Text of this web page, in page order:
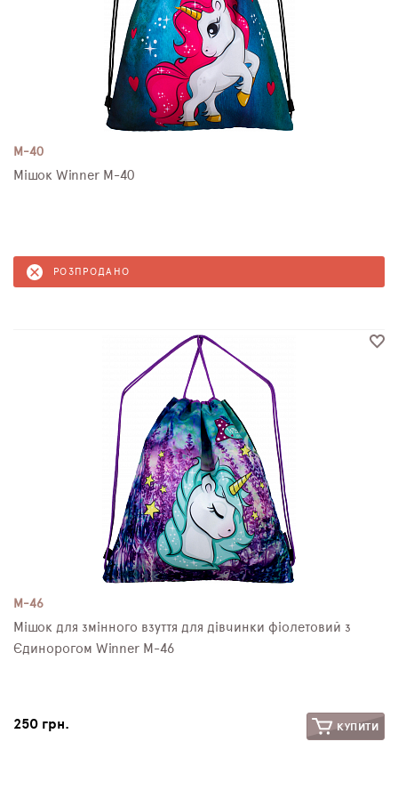
M-40
Мішок Winner M-40
РОЗПРОДАНО
M-46
Мішок для змінного взуття для дівчинки фіолетовий з
Єдинорогом Winner M-46
250 грн. КУПИТИ